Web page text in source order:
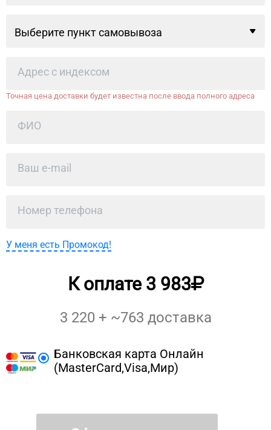
Выберите пункт самовывоза
Точная цена доставки будет известна после ввода полного адреса
У меня есть Промокод!
К оплате 3 983
3 220 + ~763 доставка
Банковская карта Онлайн
(MasterCard,Visa,Мир)